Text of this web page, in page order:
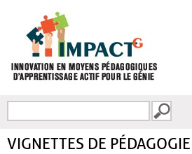
FORMULAIRE DE
VIGNETTES DE